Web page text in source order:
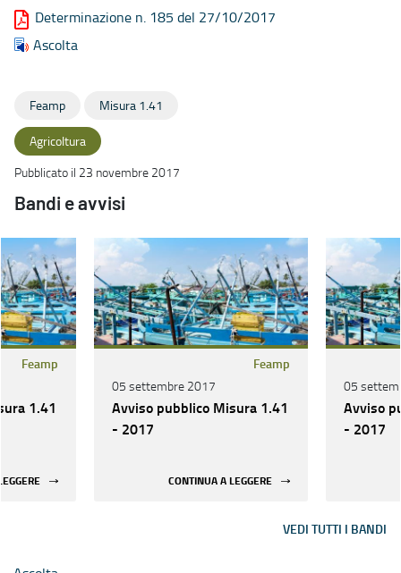
Determinazione n. 185 del 27/10/2017
Ascolta
Feamp Misura 1.41
Agricoltura
Pubblicato il 23 novembre 2017
Bandi e avvisi
Feamp
1.41
Feamp
05 settembre 2017
Avviso pubblico Misura 1.41
- 2017
CONTINUA A LEGGERE
05
Avviso
- 2017
VEDI TUTTI I BANDI